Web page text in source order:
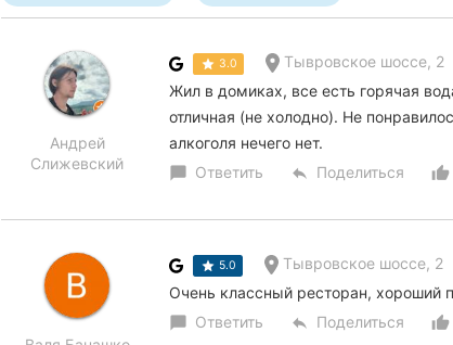
Андрей
Слижевский
3.0 Тывровское шоссе, 2
Жил в домиках, все есть горячая
отличная (не холодно). Не
алкоголя нечего нет.
chat_bubble Ответить reply Поделиться
5.0 Тывровское шоссе, 2
Очень классный ресторан, хороший
chat_bubble Ответить reply Поделиться